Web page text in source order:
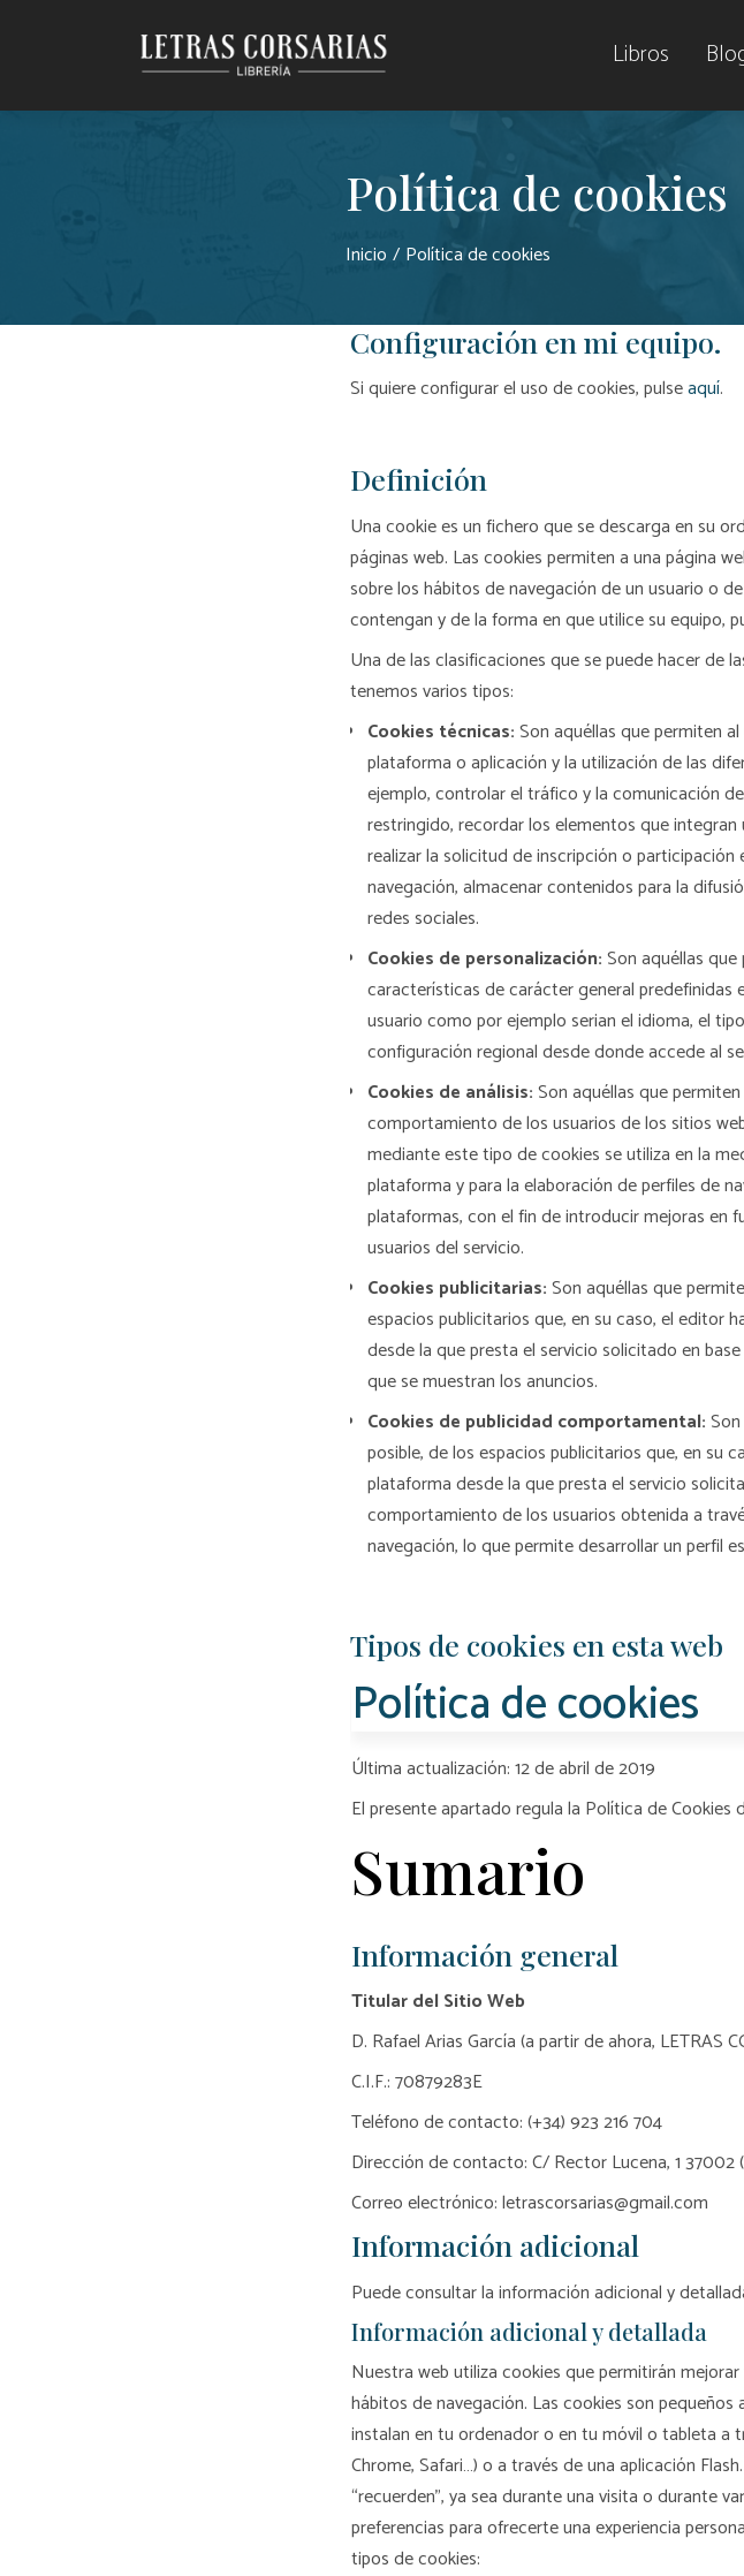
Libros
Política de cookies
Inicio Política de cookies
Configuración en mi equipo.
Si quiere configurar el uso de cookies, pulseaquí.
Definición
Una cookie es un fichero que se descarga en su
páginas web. Las cookies permiten a una página
sobre los hábitos de navegación de un usuario o
contengan y de la forma en que utilice su equipo,
Una de las clasificaciones que se puede hacer de
tenemos varios tipos:
Cookies técnicas:Son aquéllas que permiten
plataforma o aplicación y la utilización de las
ejemplo, controlar el tráfico y la comunicación
restringido, recordar los elementos que
realizar la solicitud de inscripción o
navegación, almacenar contenidos para la
redes sociales.
Cookies de personalización:Son aquéllas
características de carácter general predefinidas
usuario como por ejemplo serian el idioma, el
configuración regional desde donde accede al
Cookies de análisis:Son aquéllas que
comportamiento de los usuarios de los sitios
mediante este tipo de cookies se utiliza en la
plataforma y para la elaboración de perfiles de
plataformas, con el fin de introducir mejoras en
usuarios del servicio.
Cookies publicitarias:Son aquéllas que
espacios publicitarios que, en su caso, el editor
desde la que presta el servicio solicitado en
que se muestran los anuncios.
Cookies de publicidad comportamental:
posible, de los espacios publicitarios que, en su
plataforma desde la que presta el servicio
comportamiento de los usuarios obtenida a
navegación, lo que permite desarrollar un perfil
Tipos de cookies en esta web
Política de cookies
Última actualización: 12 de abril de 2019
El presente apartado regula la Política de Cookies
Sumario
Información general
Titular del Sitio Web
D. Rafael Arias García (a partir de ahora, LETRAS
C.I.F.: 70879283E
Teléfono de contacto: (+34) 923 216 704
Dirección de contacto: C/ Rector Lucena, 1 37002
Correo electrónico: letrascorsarias@gmail.com
Información adicional
Puede consultar la información adicional y
Información adicional y detallada
Nuestra web utiliza cookies que permitirán
hábitos de navegación. Las cookies son
instalan en tu ordenador o en tu móvil o tableta a
Chrome, Safari…) o a través de una aplicación
“recuerden”, ya sea durante una visita o durante
preferencias para ofrecerte una experiencia
tipos de cookies: